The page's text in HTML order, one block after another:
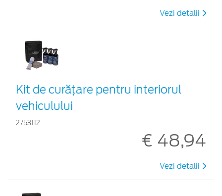
Vezi detalii
Kit de curățare pentru interiorul
vehiculului
2753112
€ 48,94
Vezi detalii